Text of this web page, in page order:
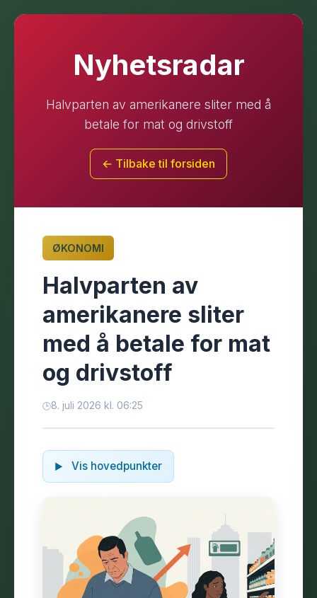
Nyhetsradar
Halvparten av amerikanere sliter med å
betale for mat og drivstoff
← Tilbake til forsiden
ØKONOMI
Halvparten av
amerikanere sliter
med å betale for mat
og drivstoff
8. juli 2026 kl. 06:25
Vis hovedpunkter